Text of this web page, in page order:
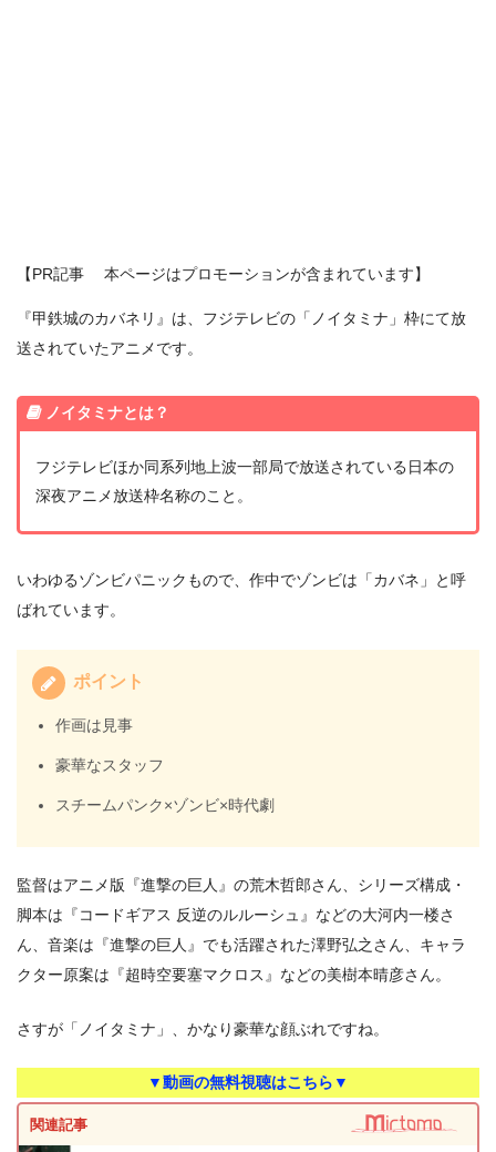
【PR記事 本ページはプロモーションが含まれています】
『甲鉄城のカバネリ』は、フジテレビの「ノイタミナ」枠にて放
送されていたアニメです。
ノイタミナとは？
フジテレビほか同系列地上波一部局で放送されている日本の
深夜アニメ放送枠名称のこと。
いわゆるゾンビパニックもので、作中でゾンビは「カバネ」と呼
ばれています。
ポイント
作画は見事
豪華なスタッフ
スチームパンク×ゾンビ×時代劇
監督はアニメ版『進撃の巨人』の荒木哲郎さん、シリーズ構成・
脚本は『コードギアス 反逆のルルーシュ』などの大河内一楼さ
ん、音楽は『進撃の巨人』でも活躍された澤野弘之さん、キャラ
クター原案は『超時空要塞マクロス』などの美樹本晴彦さん。
さすが「ノイタミナ」、かなり豪華な顔ぶれですね。
▼動画の無料視聴はこちら▼
関連記事